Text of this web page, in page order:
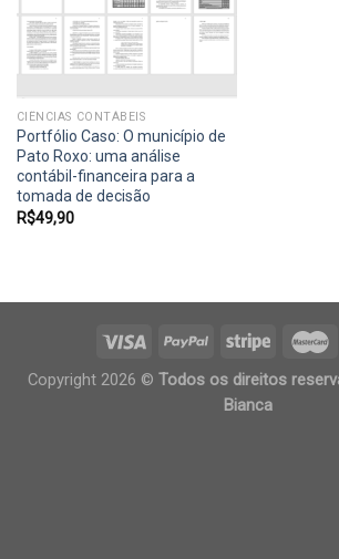
CIÊNCIAS CONTÁBEIS
Portfólio Caso: O município de
Pato Roxo: uma análise
contábil-financeira para a
tomada de decisão
R$49,90
Copyright 2026 © Todos os direitos
Bianca